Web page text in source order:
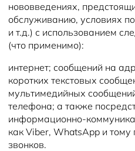
нововведениях,
обслуживанию, условиях
и т.д.) с использованием
(что применимо):
интернет; сообщений на
коротких текстовых
мультимедийных
телефона; а также
информационно-
как Viber, WhatsApp и
звонков.